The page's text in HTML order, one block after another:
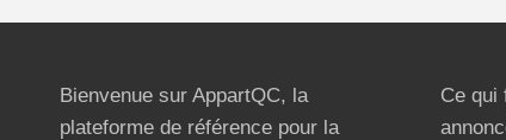
Bienvenue sur AppartQC, la
plateforme de référence pour la
Ce qui